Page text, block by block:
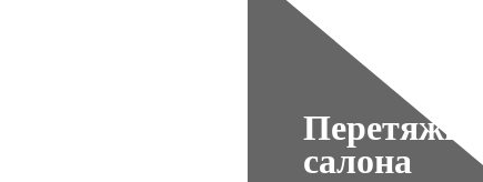
Перетяжка
салона